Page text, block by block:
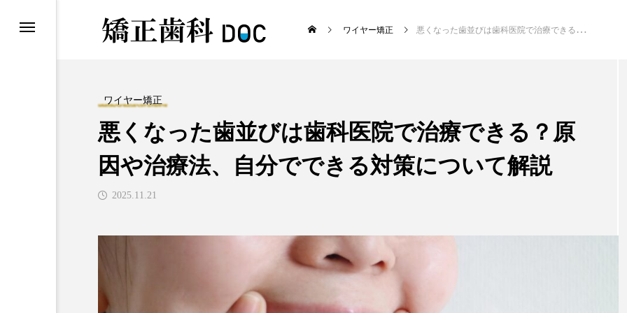
ワイヤー矯正 マウスピース矯正
ワイヤー矯正 悪くなった歯並びは歯科医院で治療できる？原因や治療法、自分でできる対策について解説
ワイヤー矯正
悪くなった歯並びは歯科医院で治療できる？原
因や治療法、自分でできる対策について解説
2025.11.21